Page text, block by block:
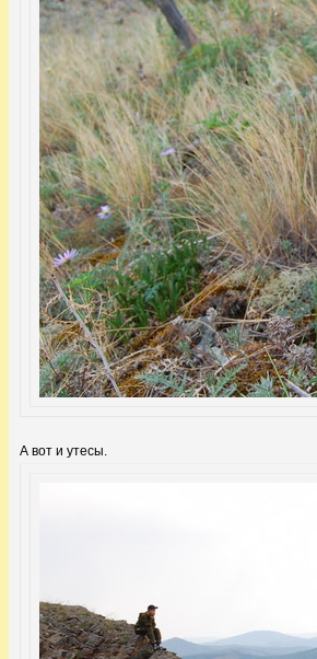
А вот и утесы.